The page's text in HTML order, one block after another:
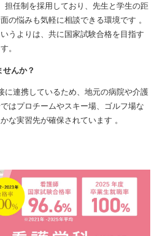
担任制を採用しており、先生と学生の距
の悩みも気軽に相談できる環境です 。
うよりは、共に国家試験合格を目指す
。
んか？
に連携しているため、地元の病院や介護
はプロチームやスキー場、ゴルフ場な
な実習先が確保されています 。